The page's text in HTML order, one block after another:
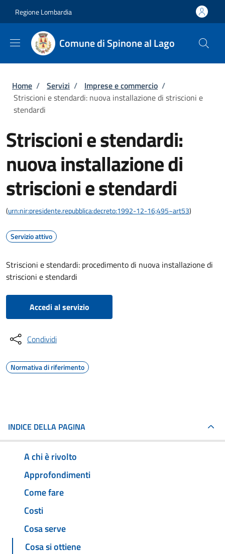
Regione Lombardia
Comune di Spinone al Lago
Briciole di pane
Home / Servizi / Imprese e commercio /
Striscioni e stendardi: nuova installazione di striscioni e
stendardi
Striscioni e stendardi:
nuova installazione di
striscioni e stendardi
(urn:nir:presidente.repubblica:decreto:1992-12-16;495~art53)
Servizio attivo
Striscioni e stendardi: procedimento di nuova installazione di
striscioni e stendardi
Accedi al servizio
Condividi
Normativa di riferimento
INDICE DELLA PAGINA
A chi è rivolto
Approfondimenti
Come fare
Costi
Cosa serve
Cosa si ottiene